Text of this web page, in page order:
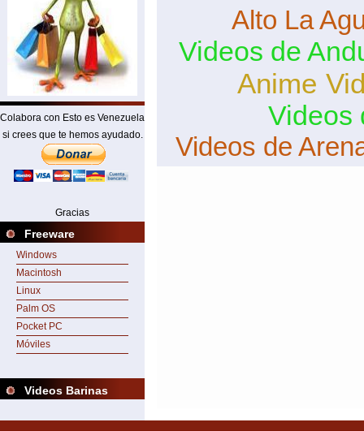
Colabora con Esto es Venezuela
si crees que te hemos ayudado.
Gracias
Freeware
Windows
Macintosh
Linux
Palm OS
Pocket PC
Móviles
Videos Barinas
Alto La
Videos de
Anime
Videos
Videos de